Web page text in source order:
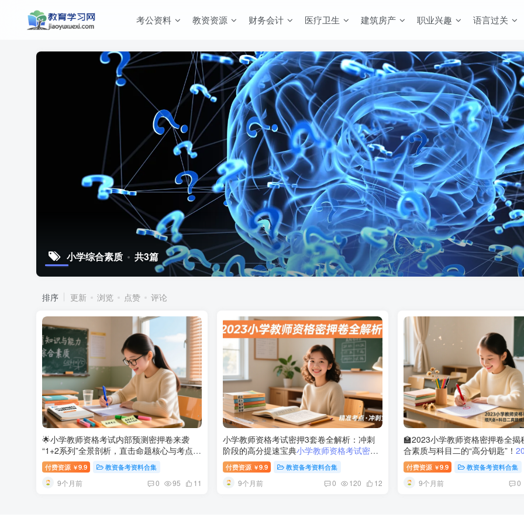
考公资料 教资资源 财务会计 医疗卫生 建筑房产 职业兴趣 语言过关
小学综合素质 共3篇
排序 更新 浏览 点赞 评论
🌟小学教师资格考试内部预测密押卷来袭
“1+2系列”全景剖析，直击命题核心与考点脉
络！2025小学教师资格考试1+2内部预测押
题卷｜西米学府出品，精准锁定考点方向
付费资源 ￥9.9 教资备考资料合集
9个月前 0 95 11
小学教师资格考试密押3套卷全解析：冲刺
阶段的高分提速宝典小学教师资格考试密押
3套卷精讲解析——综合素质与教育知识冲
刺指南
付费资源 ￥9.9 教资备考资料合集
9个月前 0 120 12
🏫2023小学教师资格密押卷全揭
合素质与科目二的“高分钥匙”！
师资格考试密押卷三套全解析｜
科目二核心突破指南
付费资源 ￥9.9 教资备考资料合集
9个月前 0